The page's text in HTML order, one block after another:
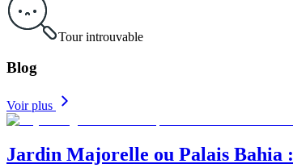
Tour introuvable
Blog
Voir plus
Jardin Majorelle ou Palais Bahia